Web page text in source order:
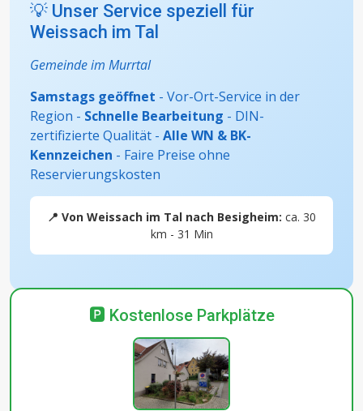
💡 Unser Service speziell für
Weissach im Tal
Gemeinde im Murrtal
Samstags geöffnet - Vor-Ort-Service in der
Region - Schnelle Bearbeitung - DIN-
zertifizierte Qualität - Alle WN & BK-
Kennzeichen - Faire Preise ohne
Reservierungskosten
📍 Von Weissach im Tal nach Besigheim: ca. 30
km - 31 Min
🅿️ Kostenlose Parkplätze